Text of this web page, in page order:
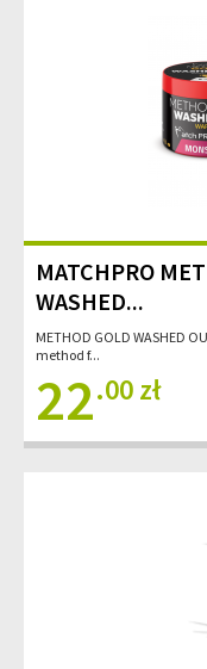
MATCHPRO
WASHED...
METHOD GOLD WASHED
method f...
22.00 zł